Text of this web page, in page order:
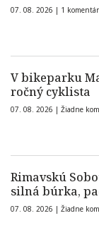
07. 08. 2026 | 1 komentár
V bikeparku
ročný cyklista
07. 08. 2026 | Žiadne
Rimavskú
silná búrka,
07. 08. 2026 | Žiadne